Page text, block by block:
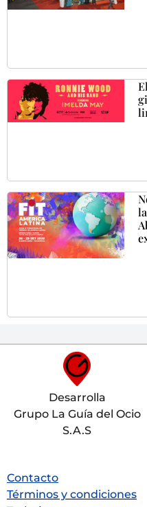
Desarrolla
Grupo La Guía del Ocio
S.A.S
Contacto
Términos y condiciones